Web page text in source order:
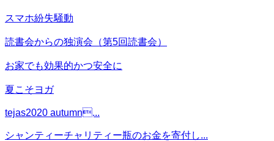
スマホ紛失騒動
読書会からの独演会（第5回読書会）
お家でも効果的かつ安全に
夏こそヨガ
tejas2020 autumn...
シャンティーチャリティー瓶のお金を寄付し...